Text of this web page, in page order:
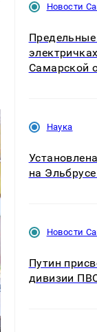
Новости
Самарской
Наука
на
Новости
Путин
дивизии